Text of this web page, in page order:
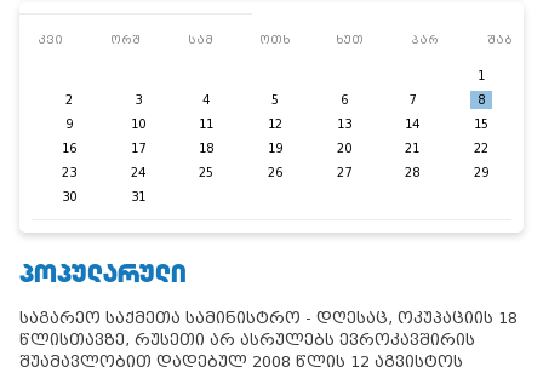
კვი ორშ სამ ოთხ ხუთ პარ შაბ
1
2
3 4 5 6 7
8
9
10 11 12 13 14
15
16
17 18 19 20 21
22
23
24 25 26 27 28
29
30
31
ᲞᲝᲞᲣᲚᲐᲠᲣᲚᲘ
საგარეო საქმეთა სამინისტრო - დღესაც, ოკუპაციის 18
წლისთავზე, რუსეთი არ ასრულებს ევროკავშირის
შუამავლობით დადებულ 2008 წლის 12 აგვისტოს